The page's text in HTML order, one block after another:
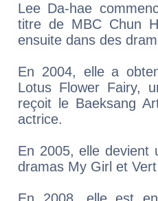
Lee Da-hae
titre de MBC Chun
ensuite dans des
En 2004, elle a
Lotus Flower Fairy,
reçoit le Baeksang
actrice.
En 2005, elle devient
dramas My Girl et